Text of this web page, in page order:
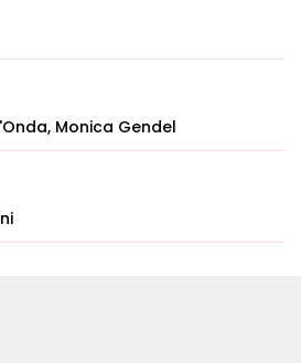
Monica Gendel